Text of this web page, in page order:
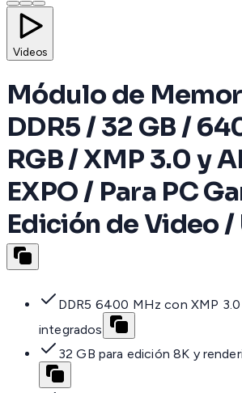
Videos
Módulo de
DDR5 / 32 GB /
RGB / XMP 3.0 y
EXPO / Para PC
Edición de Video /
DDR5 6400 MHz con XMP
integrados
32 GB para edición 8K y